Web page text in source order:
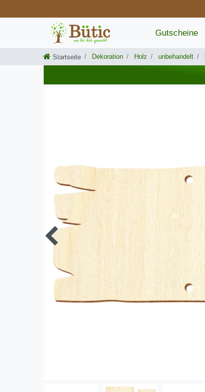
Gutscheine
Startseite Dekoration Holz unbehandelt